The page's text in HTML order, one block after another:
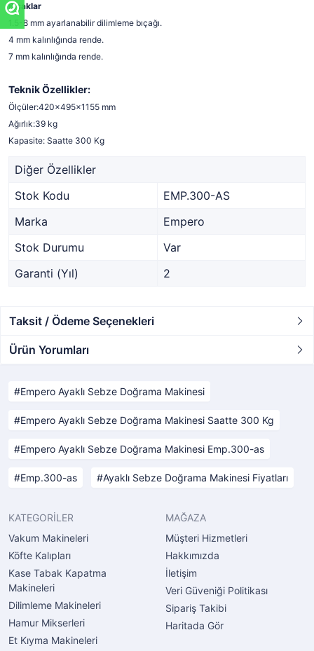
Bıçaklar
1.5-8 mm ayarlanabilir dilimleme bıçağı.
4 mm kalınlığında rende.
7 mm kalınlığında rende.
Teknik Özellikler:
Ölçüler:420x495x1155 mm
Ağırlık:39 kg
Kapasite: Saatte 300 Kg
Diğer Özellikler
Stok Kodu
EMP.300-AS
Marka
Empero
Stok Durumu
Var
Garanti (Yıl)
2
Taksit / Ödeme Seçenekleri
Ürün Yorumları
Empero Ayaklı Sebze Doğrama Makinesi
Empero Ayaklı Sebze Doğrama Makinesi Saatte 300 Kg
Empero Ayaklı Sebze Doğrama Makinesi Emp.300-as
Emp.300-as Ayaklı Sebze Doğrama Makinesi Fiyatları
KATEGORİLER
Vakum Makineleri
Köfte Kalıpları
Kase Tabak Kapatma
Makineleri
Dilimleme Makineleri
Hamur Mikserleri
Et Kıyma Makineleri
MAĞAZA
Müşteri Hizmetleri
Hakkımızda
İletişim
Veri Güveniği Politikası
Sipariş Takibi
Haritada Gör